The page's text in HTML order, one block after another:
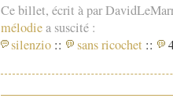
Ce billet, écrit à par
mélodiea suscité :
silenzio :: sans ricochet ::